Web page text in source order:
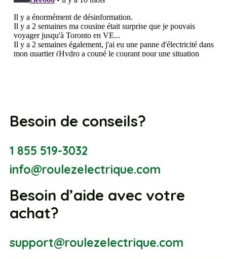
Besoin de conseils?
1 855 519-3032
info@roulezelectrique.com
Besoin d’aide avec votre
achat?
support@roulezelectrique.com